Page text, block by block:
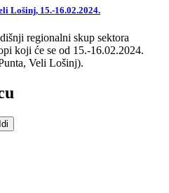
Lošinj, 15.-16.02.2024.
regionalni skup sektora
koji će se od 15.-16.02.2024.
Veli Lošinj).